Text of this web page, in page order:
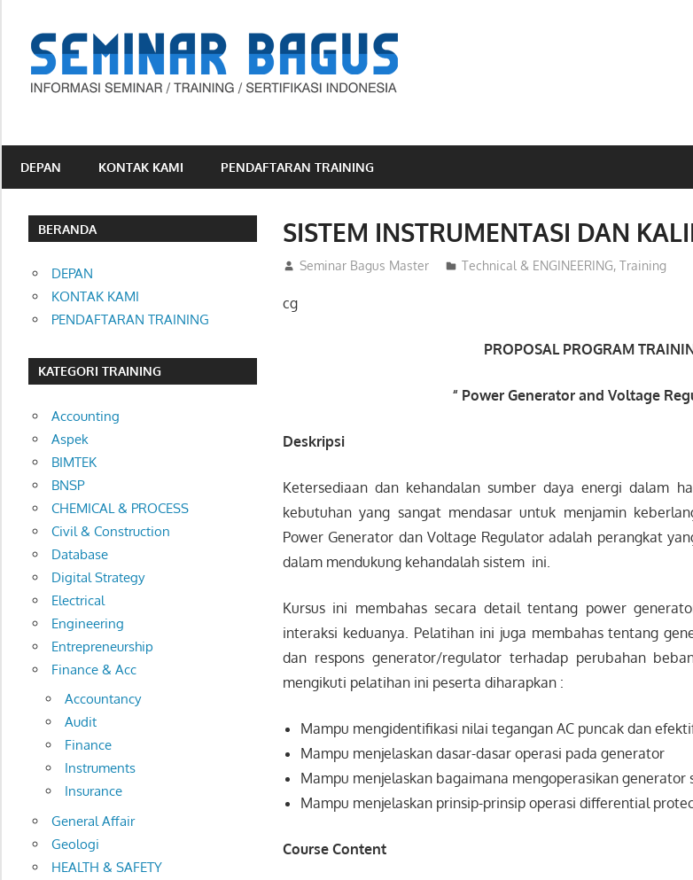
content
Indonesia
DEPAN KONTAK KAMI PENDAFTARAN TRAINING
SISTEM INSTRUMENTASI DAN
28/12/2012
Seminar Bagus Master Technical & ENGINEERING, Training
cg
PROPOSAL PROGRAM
“ Power Generator and Voltage
Deskripsi
Ketersediaan dan kehandalan sumber daya energi dalam
kebutuhan yang sangat mendasar untuk menjamin
Power Generator dan Voltage Regulator adalah perangkat
dalam mendukung kehandalah sistem ini.
Kursus ini membahas secara detail tentang power
interaksi keduanya. Pelatihan ini juga membahas tentang
dan respons generator/regulator terhadap perubahan
mengikuti pelatihan ini peserta diharapkan :
Mampu mengidentifikasi nilai tegangan AC puncak dan
Mampu menjelaskan dasar-dasar operasi pada generator
Mampu menjelaskan bagaimana mengoperasikan generator
Mampu menjelaskan prinsip-prinsip operasi differential
Course Content
BERANDA
DEPAN
KONTAK KAMI
PENDAFTARAN TRAINING
KATEGORI TRAINING
Accounting
Aspek
BIMTEK
BNSP
CHEMICAL & PROCESS
Civil & Construction
Database
Digital Strategy
Electrical
Engineering
Entrepreneurship
Finance & Acc
Accountancy
Audit
Finance
Instruments
Insurance
General Affair
Geologi
HEALTH & SAFETY